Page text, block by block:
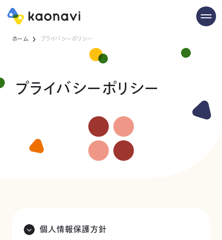
ホーム プライバシーポリシー
プライバシーポリシー
個人情報保護方針